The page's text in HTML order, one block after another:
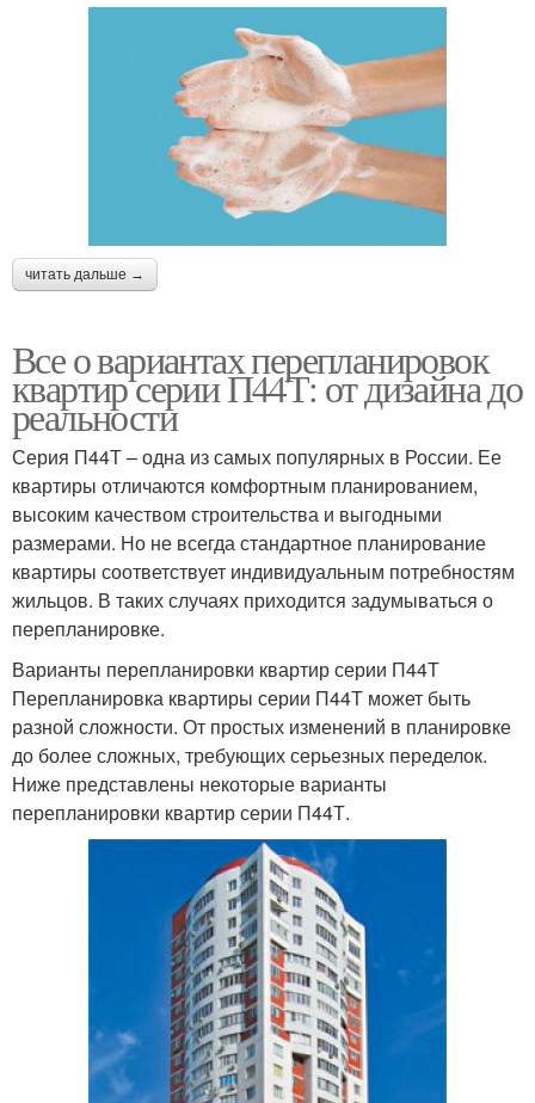
читать дальше →
Все о вариантах перепланировок
квартир серии П44Т: от дизайна до
реальности
Серия П44Т – одна из самых популярных в России. Ее
квартиры отличаются комфортным планированием,
высоким качеством строительства и выгодными
размерами. Но не всегда стандартное планирование
квартиры соответствует индивидуальным потребностям
жильцов. В таких случаях приходится задумываться о
перепланировке.
Варианты перепланировки квартир серии П44Т
Перепланировка квартиры серии П44Т может быть
разной сложности. От простых изменений в планировке
до более сложных, требующих серьезных переделок.
Ниже представлены некоторые варианты
перепланировки квартир серии П44Т.